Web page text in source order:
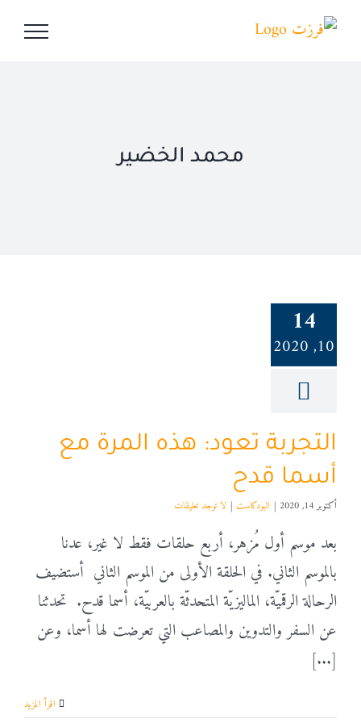
Skip
محمد الخضير
14
10, 2020
التجربة تعود: هذه المرة مع
أسما قدح
أكتوبر 14, 2020 | البودكاست | لا توجد تعليقات
بعد موسم أول مُزهر، أربع حلقات فقط لا غير، عدنا
بالموسم الثاني. في الحلقة الأولى من الموسم الثاني أستضيف
الرحالة الرقميّة، الماليزيّة المتحدثّة بالعربيّة، أسما قدح. تحدثنا
عن السفر والتدوين والمصاعب التي تعرضت لها أسما، وعن
[...]